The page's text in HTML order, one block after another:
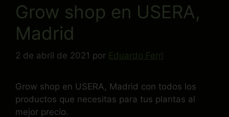
Grow shop en USERA,
Madrid
2 de abril de 2021 por Eduardo Ferri
Grow shop en USERA, Madrid con todos los
productos que necesitas para tus plantas al
mejor precio.